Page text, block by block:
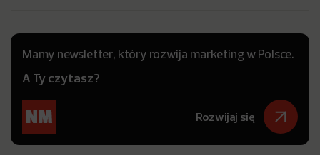
Mamy newsletter, który rozwija marketing w Polsce.
A Ty czytasz?
Rozwijaj się